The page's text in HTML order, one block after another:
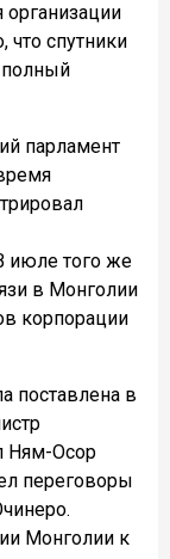
организации
что спутники
полный
парламент
июле того же
в Монголии
корпорации
поставлена в
Ням-Осор
переговоры
Монголии к